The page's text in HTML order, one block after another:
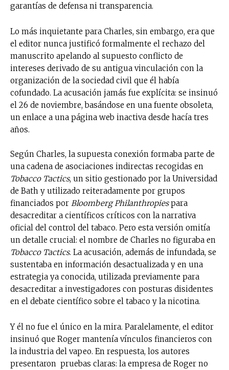
No te pierdas de las
últimas noticias
Suscríbete a nuestro boletín diario y
electrónico.
Subscribe to our daily clipping and
receive all the news of vaping and
tobacco harm reduction in your email.
SUBSCRIBIRSE
garantías de defensa ni transparencia.
Lo más inquietante para Charles, sin embargo, era que
el editor nunca justificó formalmente el rechazo del
manuscrito apelando al supuesto conflicto de
intereses derivado de su antigua vinculación con la
organización de la sociedad civil que él había
cofundado. La acusación jamás fue explícita: se insinuó
el 26 de noviembre, basándose en una fuente obsoleta,
un enlace a una página web inactiva desde hacía tres
años.
Según Charles, la supuesta conexión formaba parte de
una cadena de asociaciones indirectas recogidas en
Tobacco Tactics, un sitio gestionado por la Universidad
de Bath y utilizado reiteradamente por grupos
financiados por Bloomberg Philanthropiespara
desacreditar a científicos críticos con la narrativa
oficial del control del tabaco. Pero esta versión omitía
un detalle crucial: el nombre de Charles no figuraba en
Tobacco Tactics. La acusación, además de infundada, se
sustentaba en información desactualizada y en una
estrategia ya conocida, utilizada previamente para
desacreditar a investigadores con posturas disidentes
en el debate científico sobre el tabaco y la nicotina.
Y él no fue el único en la mira. Paralelamente, el editor
insinuó que Roger mantenía vínculos financieros con
la industria del vapeo. En respuesta, los autores
presentaron pruebas claras: la empresa de Roger no